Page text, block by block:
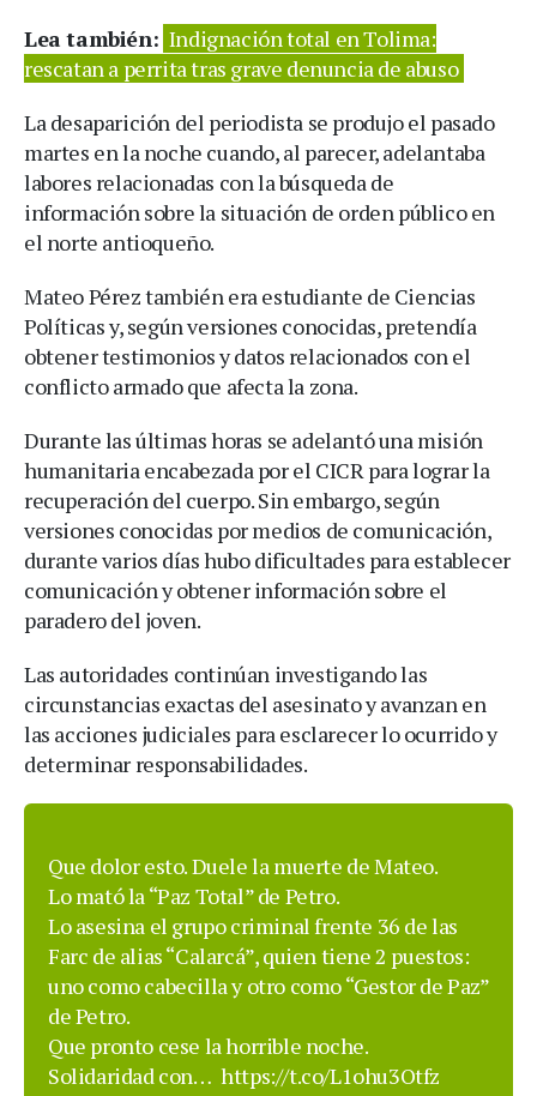
Lea también: Indignación total en Tolima:
rescatan a perrita tras grave denuncia de abuso
La desaparición del periodista se produjo el pasado
martes en la noche cuando, al parecer, adelantaba
labores relacionadas con la búsqueda de
información sobre la situación de orden público en
el norte antioqueño.
Mateo Pérez también era estudiante de Ciencias
Políticas y, según versiones conocidas, pretendía
obtener testimonios y datos relacionados con el
conflicto armado que afecta la zona.
Durante las últimas horas se adelantó una misión
humanitaria encabezada por el CICR para lograr la
recuperación del cuerpo. Sin embargo, según
versiones conocidas por medios de comunicación,
durante varios días hubo dificultades para establecer
comunicación y obtener información sobre el
paradero del joven.
Las autoridades continúan investigando las
circunstancias exactas del asesinato y avanzan en
las acciones judiciales para esclarecer lo ocurrido y
determinar responsabilidades.
Que dolor esto. Duele la muerte de Mateo.
Lo mató la “Paz Total” de Petro.
Lo asesina el grupo criminal frente 36 de las
Farc de alias “Calarcá”, quien tiene 2 puestos:
uno como cabecilla y otro como “Gestor de Paz”
de Petro.
Que pronto cese la horrible noche.
Solidaridad con… https://t.co/L1ohu3Otfz